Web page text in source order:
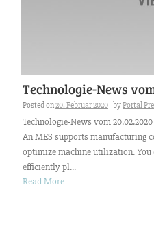
Technologie-News
Posted on20. Februar 2020 byPortal
Technologie-News vom
An MES supports manufacturing
optimize machine utilization. You
efficiently pl...
Read More